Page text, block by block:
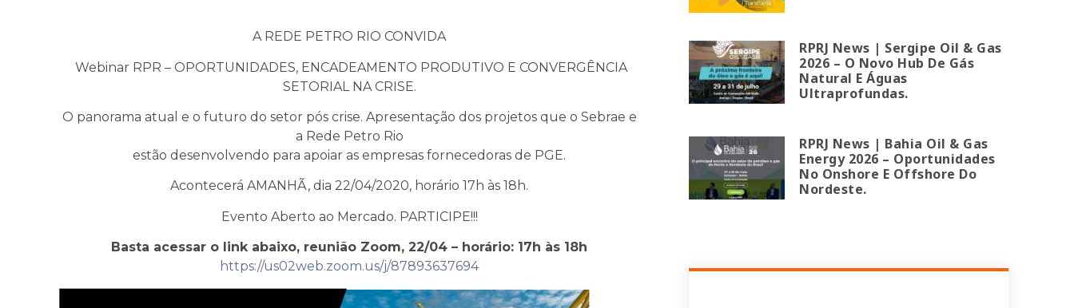
A REDE PETRO RIO CONVIDA
Webinar RPR – OPORTUNIDADES, ENCADEAMENTO PRODUTIVO E CONVERGÊNCIA
SETORIAL NA CRISE.
O panorama atual e o futuro do setor pós crise. Apresentação dos projetos que o Sebrae e
a Rede Petro Rio
estão desenvolvendo para apoiar as empresas fornecedoras de PGE.
Acontecerá AMANHÃ, dia 22/04/2020, horário 17h às 18h.
Evento Aberto ao Mercado. PARTICIPE!!!
Basta acessar o link abaixo, reunião Zoom, 22/04 – horário: 17h às 18h
https://us02web.zoom.us/j/87893637694
RPRJ News | Sergipe Oil & Gas
2026 – O Novo Hub De Gás
Natural E Águas
Ultraprofundas.
RPRJ News | Bahia Oil & Gas
Energy 2026 – Oportunidades
No Onshore E Offshore Do
Nordeste.